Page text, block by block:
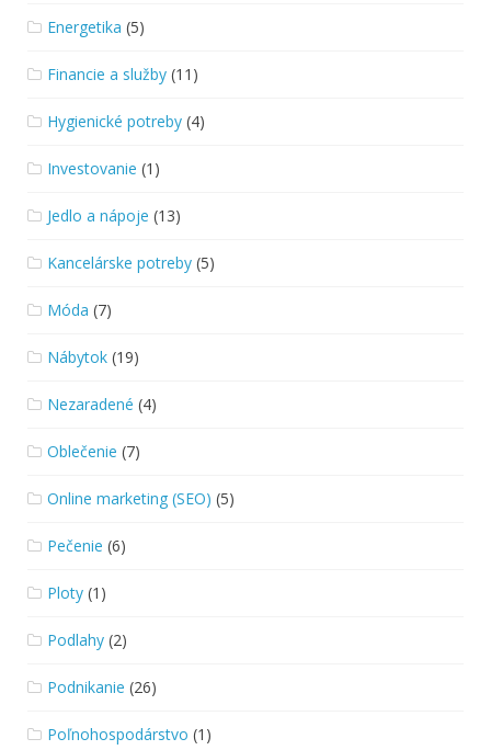
Energetika (5)
Financie a služby (11)
Hygienické potreby (4)
Investovanie (1)
Jedlo a nápoje (13)
Kancelárske potreby (5)
Móda (7)
Nábytok (19)
Nezaradené (4)
Oblečenie (7)
Online marketing (SEO) (5)
Pečenie (6)
Ploty (1)
Podlahy (2)
Podnikanie (26)
Poľnohospodárstvo (1)